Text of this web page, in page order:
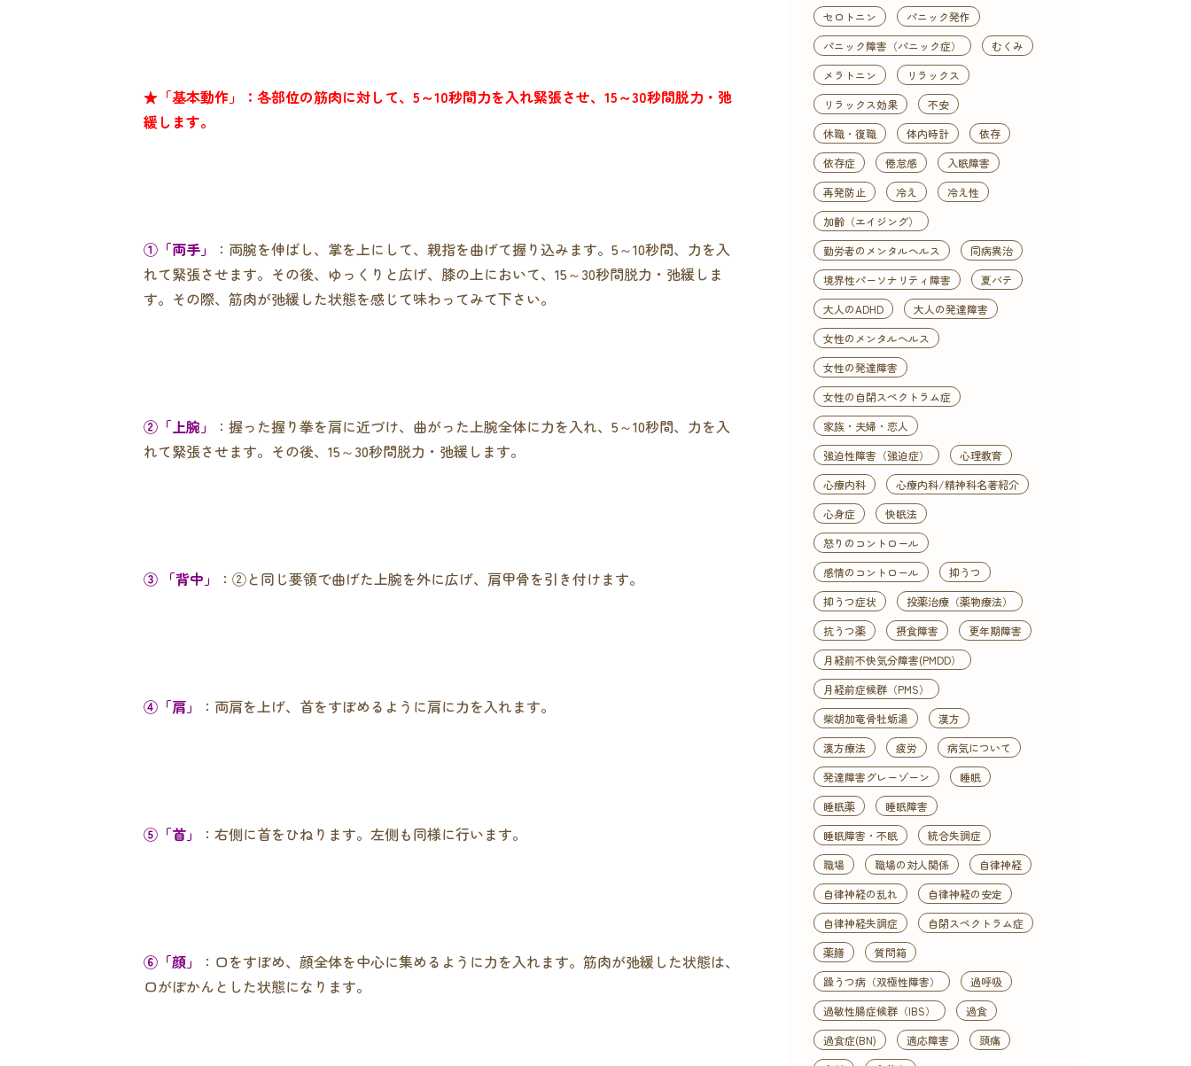
★「基本動作」：各部位の筋肉に対して、5～10秒間力を入れ緊張させ、15～30秒間脱力・弛
緩します。
①「両手」
：両腕を伸ばし、掌を上にして、親指を曲げて握り込みます。5～10秒間、力を入
れて緊張させます。その後、ゆっくりと広げ、膝の上において、15～30秒間脱力・弛緩しま
す。その際、筋肉が弛緩した状態を感じて味わってみて下さい。
②「上腕」
：握った握り拳を肩に近づけ、曲がった上腕全体に力を入れ、5～10秒間、力を入
れて緊張させます。その後、15～30秒間脱力・弛緩します。
③ 「背中」 ：②と同じ要領で曲げた上腕を外に広げ、肩甲骨を引き付けます。
④「肩」 ：両肩を上げ、首をすぼめるように肩に力を入れます。
⑤「首」 ：右側に首をひねります。左側も同様に行います。
⑥「顔」
：口をすぼめ、顔全体を中心に集めるように力を入れます。筋肉が弛緩した状態は、
口がぽかんとした状態になります。
セロトニン
パニック発作
パニック障害（パニック症）
むくみ
メラトニン
リラックス
リラックス効果
不安
休職・復職
体内時計
依存
依存症
倦怠感
入眠障害
再発防止
冷え
冷え性
加齢（エイジング）
勤労者のメンタルヘルス
同病異治
境界性パーソナリティ障害
夏バテ
大人のADHD
大人の発達障害
女性のメンタルヘルス
女性の発達障害
女性の自閉スペクトラム症
家族・夫婦・恋人
強迫性障害（強迫症）
心理教育
心療内科
心療内科/精神科名著紹介
心身症
快眠法
怒りのコントロール
感情のコントロール
抑うつ
抑うつ症状
投薬治療（薬物療法）
抗うつ薬
摂食障害
更年期障害
月経前不快気分障害(PMDD）
月経前症候群（PMS）
柴胡加竜骨牡蛎湯
漢方
漢方療法
疲労
病気について
発達障害グレーゾーン
睡眠
睡眠薬
睡眠障害
睡眠障害・不眠
統合失調症
職場
職場の対人関係
自律神経
自律神経の乱れ
自律神経の安定
自律神経失調症
自閉スペクトラム症
薬膳
質問箱
躁うつ病（双極性障害）
過呼吸
過敏性腸症候群（IBS）
過食
過食症(BN)
適応障害
頭痛